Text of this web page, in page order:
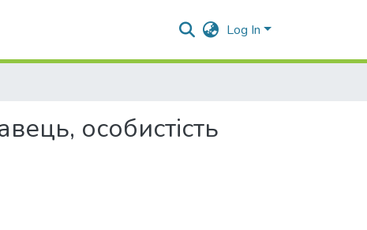
Log In
особистість